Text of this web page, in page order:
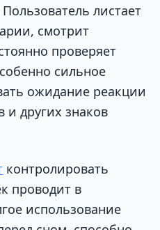
листает
смотрит
проверяет
сильное
ожидание реакции
других знаков
контролировать
проводит в
использование